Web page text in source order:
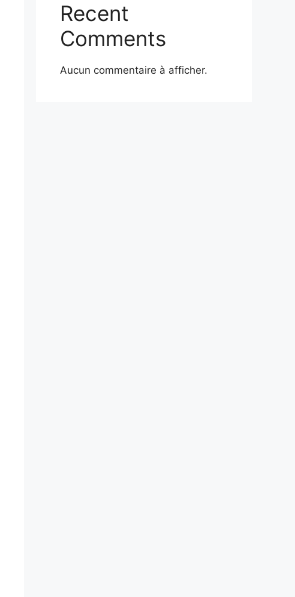
Recent
Comments
Aucun commentaire à afficher.